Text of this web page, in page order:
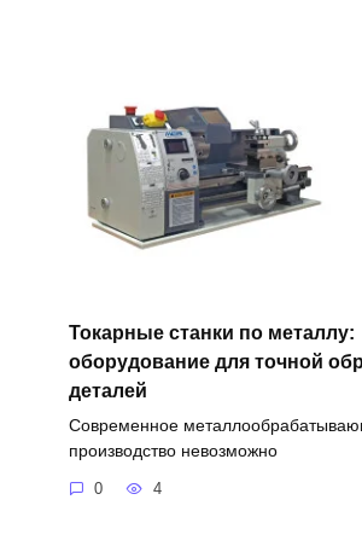
Токарные станки по металлу:
оборудование для точной
деталей
Современное
производство невозможно
0 4